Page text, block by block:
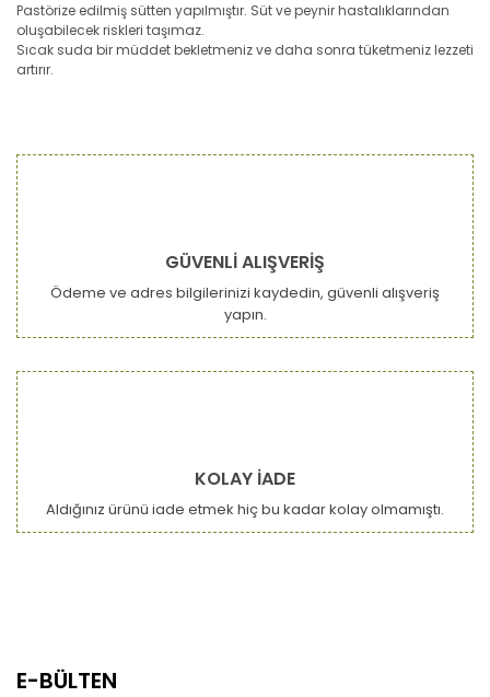
Pastörize edilmiş sütten yapılmıştır. Süt ve peynir hastalıklarından
oluşabilecek riskleri taşımaz.
Sıcak suda bir müddet bekletmeniz ve daha sonra tüketmeniz lezzeti
artırır.
Bu ürüne ilk yorumu siz yapın!
Ürün açıklamasında eksik bilgiler bulunuyor.
Ürün bilgilerinde hatalar bulunuyor.
Ürün fiyatı diğer sitelerden daha pahalı.
Gönder
GÜVENLİ ALIŞVERİŞ
Ödeme ve adres bilgilerinizi kaydedin, güvenli alışveriş
yapın.
KOLAY İADE
Aldığınız ürünü iade etmek hiç bu kadar kolay olmamıştı.
E-BÜLTEN